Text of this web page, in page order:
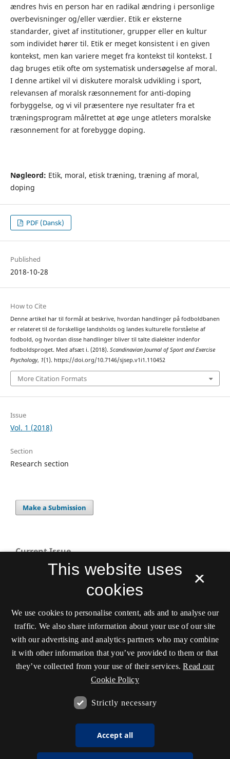
ændres hvis en person har en radikal ændring i personlige
overbevisninger og/eller værdier. Etik er eksterne
standarder, givet af institutioner, grupper eller en kultur
som individet hører til. Etik er meget konsistent i en given
kontekst, men kan variere meget fra kontekst til kontekst. I
dag bruges etik ofte om systematisk undersøgelse af moral.
I denne artikel vil vi diskutere moralsk udvikling i sport,
relevansen af moralsk ræsonnement for anti-doping
forbyggelse, og vi vil præsentere nye resultater fra et
træningsprogram målrettet at øge unge atleters moralske
ræsonnement for at forebygge doping.
Nøgleord: Etik, moral, etisk træning, træning af moral,
doping
PDF (Dansk)
Published
2018-10-28
How to Cite
Denne artikel har til formål at beskrive, hvordan handlinger på fodboldbanen
er relateret til de forskellige landsholds og landes kulturelle forståelse af
fodbold, og hvordan disse handlinger bliver til talte dialekter indenfor
fodboldsproget. Med afsæt i. (2018). Scandinavian Journal of Sport and Exercise
Psychology, 1(1). https://doi.org/10.7146/sjsep.v1i1.110452
More Citation Formats
Issue
Vol. 1 (2018)
Section
Research section
Make a Submission
Current Issue
Scandinavian Journal of Sport and Exercise
Tilgængelighedserklæring
×
This website uses
cookies
We use cookies to personalise content, ads and to analyse our
traffic. We also share information about your use of our site
with our advertising and analytics partners who may combine
it with other information that you’ve provided to them or that
they’ve collected from your use of their services. Read our
Cookie Policy
Strictly necessary
Accept all